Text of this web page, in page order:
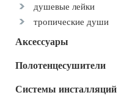
душевые лейки
тропические души
Аксессуары
Полотенцесушители
Системы инсталляций